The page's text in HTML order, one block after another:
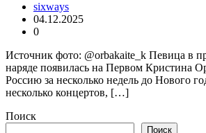
sixways
04.12.2025
0
Источник фото: @orbakaite_k Певица в
наряде появилась на Первом Кристина
Россию за несколько недель до Нового
несколько концертов, […]
Поиск
Поиск